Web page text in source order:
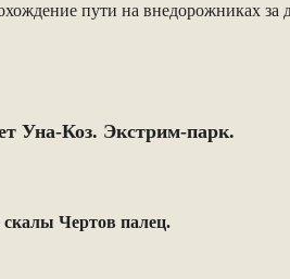
пути на внедорожниках за
Уна-Коз. Экстрим-парк.
скалы Чертов палец.